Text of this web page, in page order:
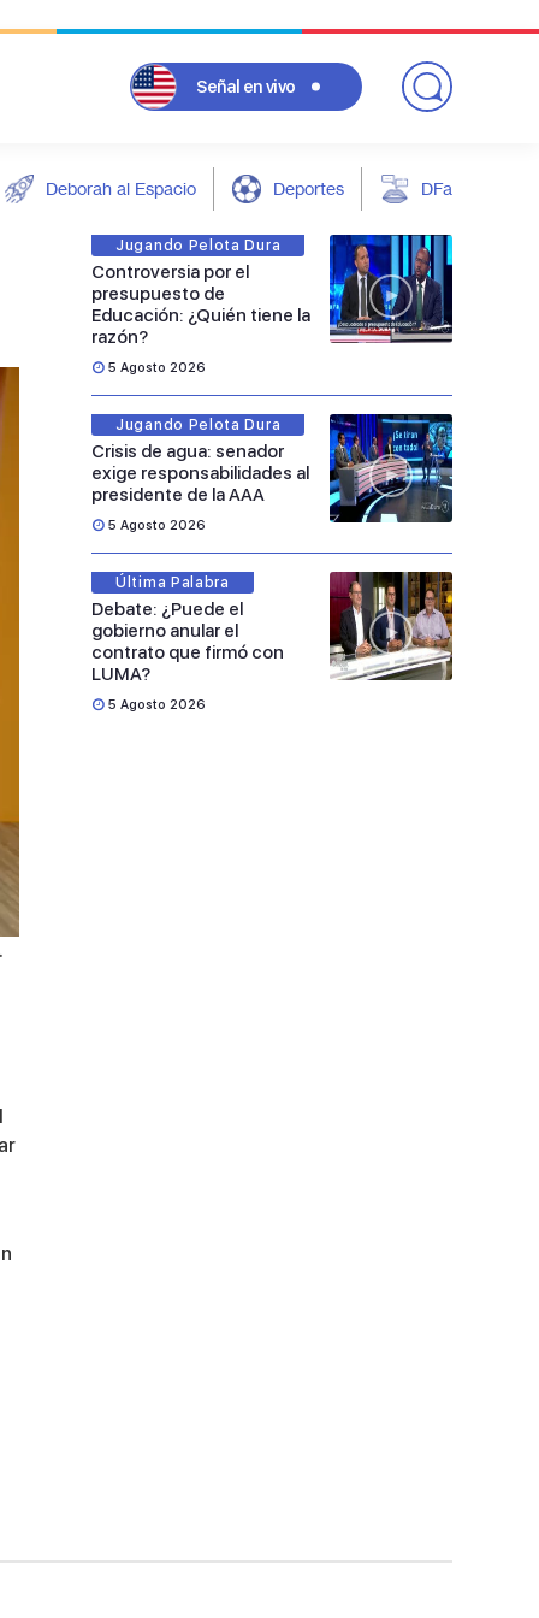
Señal en vivo
Deborah al Espacio Deportes DFarándula
Jugando Pelota Dura
Controversia por el
presupuesto de
Educación: ¿Quién tiene la
razón?
5 Agosto 2026
Jugando Pelota Dura
Crisis de agua: senador
exige responsabilidades al
presidente de la AAA
5 Agosto 2026
Última Palabra
Debate: ¿Puede el
gobierno anular el
contrato que firmó con
LUMA?
5 Agosto 2026